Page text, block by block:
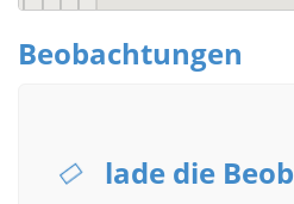
Beobachtungen
lade die